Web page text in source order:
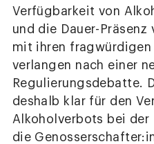
Verfügbarkeit von
und die Dauer-Präsenz
mit ihren fragwürdigen
verlangen nach einer
Regulierungsdebatte.
deshalb klar für den
Alkoholverbots bei der
die